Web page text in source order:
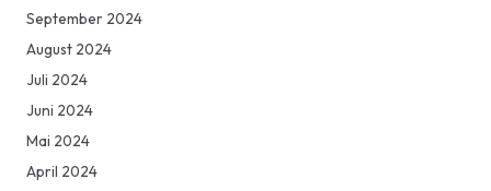
September 2024
August 2024
Juli 2024
Juni 2024
Mai 2024
April 2024